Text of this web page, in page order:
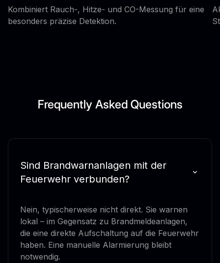
Kombiniert Rauch-, Hitze- und CO-Messung für eine
besonders präzise Detektion.
Frequently Asked Questions
Sind Brandwarnanlagen mit der
Feuerwehr verbunden?
Nein, typischerweise nicht direkt. Sie warnen
lokal – im Gegensatz zu Brandmeldeanlagen,
die eine direkte Aufschaltung auf die Feuerwehr
haben. Eine manuelle Alarmierung bleibt
notwendig.